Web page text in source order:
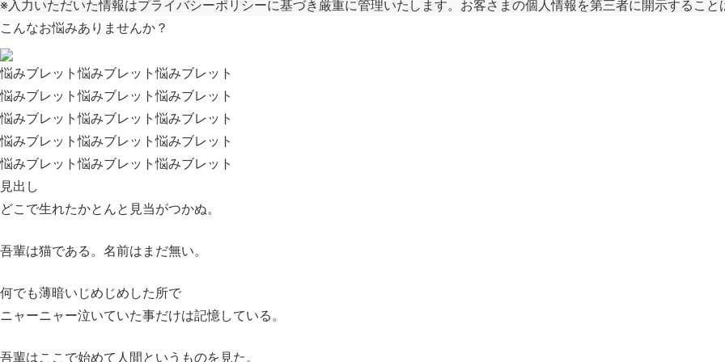
※入力いただいた情報はプライバシーポリシーに基づき厳重に管理いたします。お客さまの個人情報を第三者に開示すること
こんなお悩みありませんか？
悩みブレット悩みブレット悩みブレット
悩みブレット悩みブレット悩みブレット
悩みブレット悩みブレット悩みブレット
悩みブレット悩みブレット悩みブレット
悩みブレット悩みブレット悩みブレット
見出し
どこで生れたかとんと見当がつかぬ。
吾輩は猫である。名前はまだ無い。
何でも薄暗いじめじめした所で
ニャーニャー泣いていた事だけは記憶している。
吾輩はここで始めて人間というものを見た。